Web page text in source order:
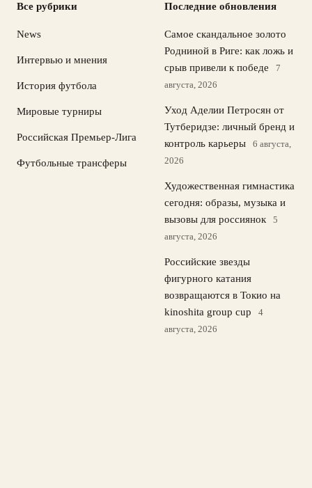
Все рубрики
News
Интервью и мнения
История футбола
Мировые турниры
Российская Премьер-Лига
Футбольные трансферы
Последние обновления
Самое скандальное золото
Родниной в Риге: как ложь и
срыв привели к победе
7
августа, 2026
Уход Аделии Петросян от
Тутберидзе: личный бренд и
контроль карьеры
6 августа,
2026
Художественная гимнастика
сегодня: образы, музыка и
вызовы для россиянок
5
августа, 2026
Российские звезды
фигурного катания
возвращаются в Токио на
kinoshita group cup
4
августа, 2026